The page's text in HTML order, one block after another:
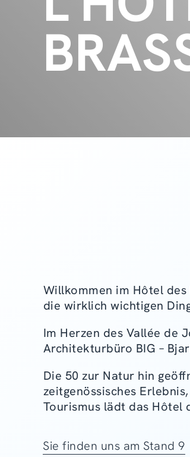
Willkommen im Hôtel
die wirklich wichtigen
Im Herzen des Vallée de
Architekturbüro BIG –
Die 50 zur Natur hin
zeitgenössisches
Tourismus lädt das Hôtel
Sie finden uns am Stand 9